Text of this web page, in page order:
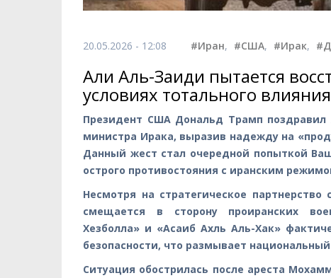
20.05.2026 - 12:08 #Иран, #США, #Ирак,
Али Аль-Заиди пытается
условиях тотального
Президент США Дональд Трамп
министра Ирака, выразив надежду на
Данный жест стал очередной попыткой
острого противостояния с иранским
Несмотря на стратегическое
смещается в сторону проиранских
Хезболла» и «Асаиб Ахль Аль-Хак»
безопасности, что размывает
Ситуация обострилась после ареста